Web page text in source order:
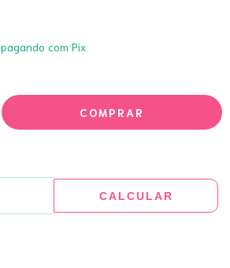
pagando com Pix
CALCULAR